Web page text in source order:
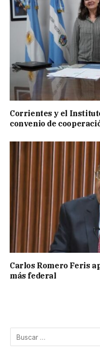
Corrientes y el
convenio de
Carlos Romero Feris
más federal